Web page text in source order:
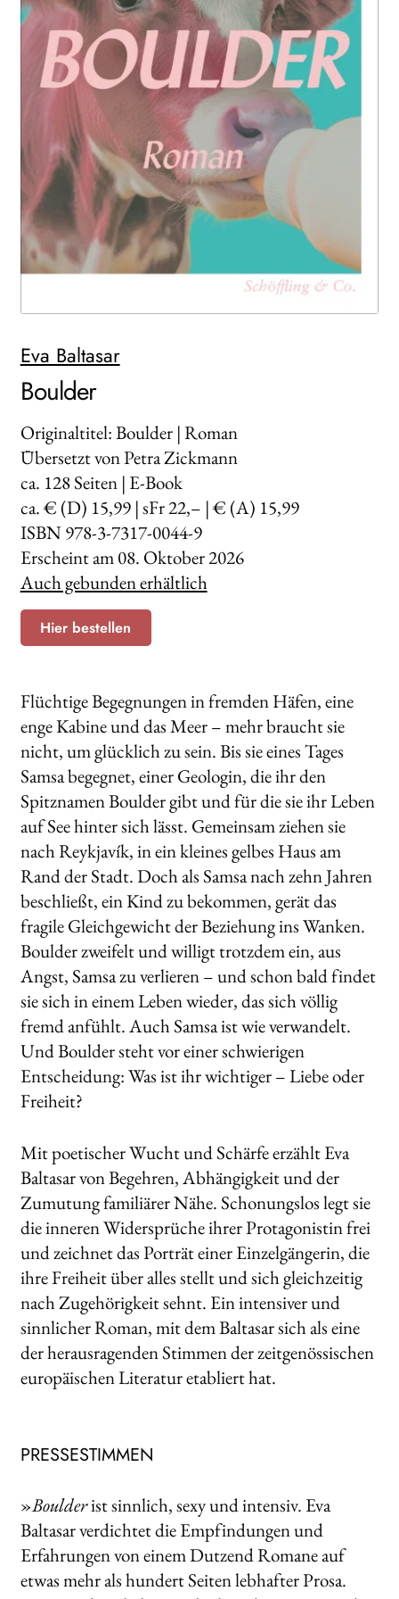
AKTUELLES
NEWSLETTER
WEITERE VERLAGE
Search:
Eva Baltasar
Boulder
Originaltitel: Boulder | Roman
Übersetzt von Petra Zickmann
ca. 128Seiten | E-Book
ca. € (D) 15,99 | sFr 22,– | € (A) 15,99
ISBN 978-3-7317-0044-9
Erscheint am08. Oktober 2026
Auch gebunden erhältlich
Hier bestellen
Flüchtige Begegnungen in fremden Häfen, eine
enge Kabine und das Meer – mehr braucht sie
nicht, um glücklich zu sein. Bis sie eines Tages
Samsa begegnet, einer Geologin, die ihr den
Spitznamen Boulder gibt und für die sie ihr Leben
auf See hinter sich lässt. Gemeinsam ziehen sie
nach Reykjavík, in ein kleines gelbes Haus am
Rand der Stadt. Doch als Samsa nach zehn Jahren
beschließt, ein Kind zu bekommen, gerät das
fragile Gleichgewicht der Beziehung ins Wanken.
Boulder zweifelt und willigt trotzdem ein, aus
Angst, Samsa zu verlieren – und schon bald findet
sie sich in einem Leben wieder, das sich völlig
fremd anfühlt. Auch Samsa ist wie verwandelt.
Und Boulder steht vor einer schwierigen
Entscheidung: Was ist ihr wichtiger – Liebe oder
Freiheit?
Mit poetischer Wucht und Schärfe erzählt Eva
Baltasar von Begehren, Abhängigkeit und der
Zumutung familiärer Nähe. Schonungslos legt sie
die inneren Widersprüche ihrer Protagonistin frei
und zeichnet das Porträt einer Einzelgängerin, die
ihre Freiheit über alles stellt und sich gleichzeitig
nach Zugehörigkeit sehnt. Ein intensiver und
sinnlicher Roman, mit dem Baltasar sich als eine
der herausragenden Stimmen der zeitgenössischen
europäischen Literatur etabliert hat.
PRESSESTIMMEN
»Boulderist sinnlich, sexy und intensiv. Eva
Baltasar verdichtet die Empfindungen und
Erfahrungen von einem Dutzend Romane auf
etwas mehr als hundert Seiten lebhafter Prosa.